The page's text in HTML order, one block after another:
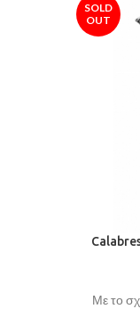
SOLD
OUT
Με το